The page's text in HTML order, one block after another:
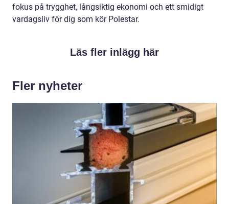
fokus på trygghet, långsiktig ekonomi och ett smidigt
vardagsliv för dig som kör Polestar.
Läs fler inlägg här
Fler nyheter